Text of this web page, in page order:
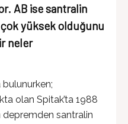
AB ise santralin
yüksek olduğunu
neler
olan Spitak’ta 1988
santralin